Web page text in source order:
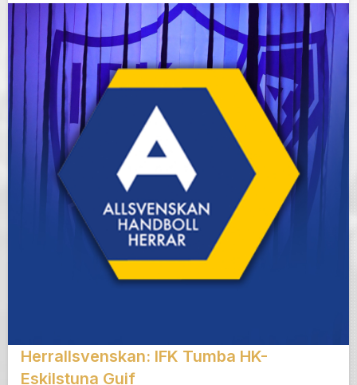
Herrallsvenskan: IFK Tumba HK-
Eskilstuna Guif